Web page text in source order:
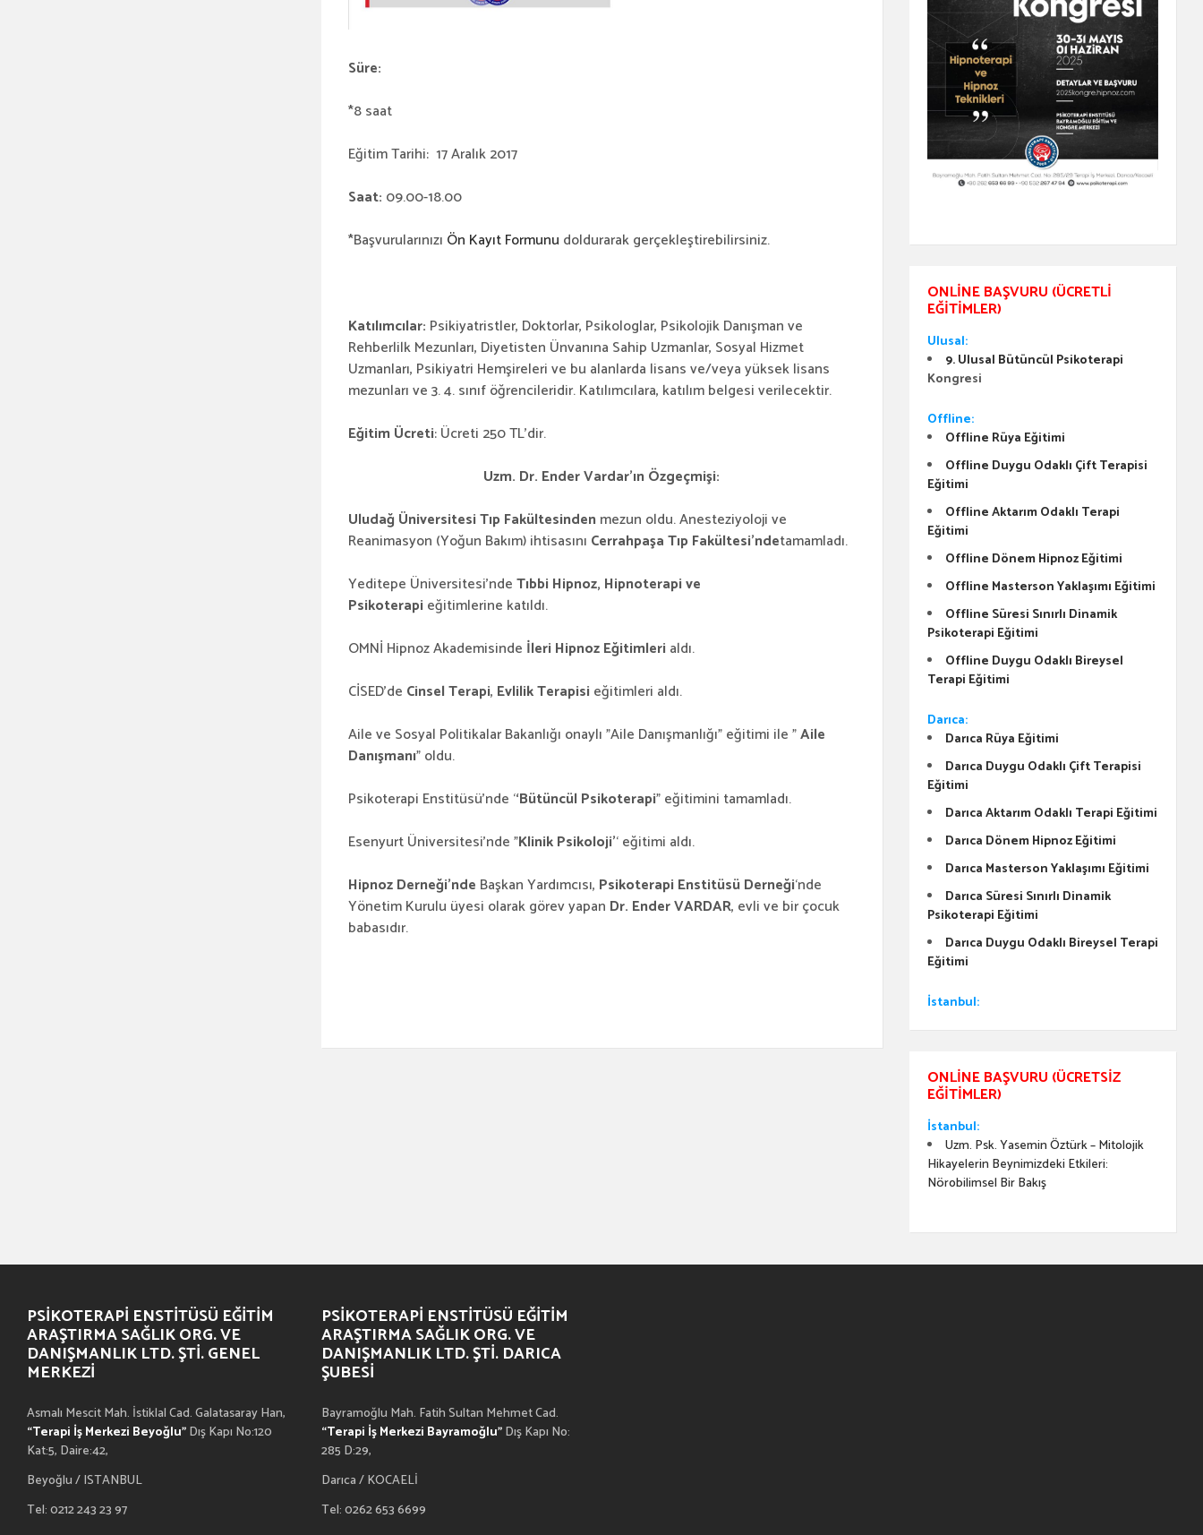
Süre:
*8 saat
Eğitim Tarihi: 17 Aralık 2017
Saat: 09.00-18.00
*Başvurularınızı Ön Kayıt Formunu doldurarak gerçekleştirebilirsiniz.
Katılımcılar: Psikiyatristler, Doktorlar, Psikologlar, Psikolojik Danışman ve
Rehberlilk Mezunları, Diyetisten Ünvanına Sahip Uzmanlar, Sosyal Hizmet
Uzmanları, Psikiyatri Hemşireleri ve bu alanlarda lisans ve/veya yüksek lisans
mezunları ve 3. 4. sınıf öğrencileridir. Katılımcılara, katılım belgesi verilecektir.
Eğitim Ücreti: Ücreti 250 TL’dir.
Uzm. Dr. Ender Vardar’ın Özgeçmişi:
Uludağ Üniversitesi Tıp Fakültesinden mezun oldu. Anesteziyoloji ve
Reanimasyon (Yoğun Bakım) ihtisasını Cerrahpaşa Tıp Fakültesi’ndetamamladı.
Yeditepe Üniversitesi’ndeTıbbi Hipnoz, Hipnoterapi ve
Psikoterapi eğitimlerine katıldı.
OMNİ Hipnoz Akademisinde İleri Hipnoz Eğitimleri aldı.
CİSED’de Cinsel Terapi, Evlilik Terapisi eğitimleri aldı.
Aile ve Sosyal Politikalar Bakanlığı onaylı ”Aile Danışmanlığı” eğitimi ile ”Aile
Danışmanı” oldu.
Psikoterapi Enstitüsü’nde ‘‘Bütüncül Psikoterapi” eğitimini tamamladı.
Esenyurt Üniversitesi’nde ”Klinik Psikoloji’‘ eğitimi aldı.
Hipnoz Derneği’nde Başkan Yardımcısı, Psikoterapi Enstitüsü Derneği‘nde
Yönetim Kurulu üyesi olarak görev yapan Dr. Ender VARDAR, evli ve bir çocuk
babasıdır.
ONLINE BAŞVURU (ÜCRETLI
EĞITIMLER)
Ulusal:
9. Ulusal Bütüncül Psikoterapi
Kongresi
Offline:
Offline Rüya Eğitimi
Offline Duygu Odaklı Çift Terapisi
Eğitimi
Offline Aktarım Odaklı Terapi
Eğitimi
Offline Dönem Hipnoz Eğitimi
Offline Masterson Yaklaşımı Eğitimi
Offline Süresi Sınırlı Dinamik
Psikoterapi Eğitimi
Offline Duygu Odaklı Bireysel
Terapi Eğitimi
Darıca:
Darıca Rüya Eğitimi
Darıca Duygu Odaklı Çift Terapisi
Eğitimi
Darıca Aktarım Odaklı Terapi Eğitimi
Darıca Dönem Hipnoz Eğitimi
Darıca Masterson Yaklaşımı Eğitimi
Darıca Süresi Sınırlı Dinamik
Psikoterapi Eğitimi
Darıca Duygu Odaklı Bireysel Terapi
Eğitimi
İstanbul:
ONLINE BAŞVURU (ÜCRETSIZ
EĞITIMLER)
İstanbul:
Uzm. Psk. Yasemin Öztürk – Mitolojik
Hikayelerin Beynimizdeki Etkileri:
Nörobilimsel Bir Bakış
PSIKOTERAPI ENSTITÜSÜ EĞITIM
ARAŞTIRMA SAĞLIK ORG. VE
DANIŞMANLIK LTD. ŞTI. GENEL
MERKEZI
Asmalı Mescit Mah. İstiklal Cad. Galatasaray Han,
“Terapi İş Merkezi Beyoğlu”Dış Kapı No:120
Kat:5, Daire:42,
Beyoğlu / ISTANBUL
Tel: 0212 243 23 97
PSIKOTERAPI ENSTITÜSÜ EĞITIM
ARAŞTIRMA SAĞLIK ORG. VE
DANIŞMANLIK LTD. ŞTI. DARICA
ŞUBESI
Bayramoğlu Mah. Fatih Sultan Mehmet Cad.
“Terapi İş Merkezi Bayramoğlu”Dış Kapı No:
285 D:29,
Darıca / KOCAELİ
Tel: 0262 653 6699